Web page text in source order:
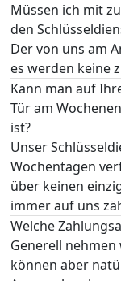
Müssen ich mit
den
Der von uns am
es werden keine
Kann man auf
Tür am
ist?
Unser
Wochentagen
über keinen
immer auf uns
Welche
Generell
können aber